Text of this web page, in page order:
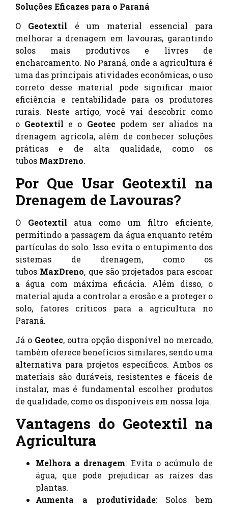
Soluções Eficazes para o Paraná
O Geotextil é um material essencial para
melhorar a drenagem em lavouras, garantindo
solos mais produtivos e livres de
encharcamento. No Paraná, onde a agricultura é
uma das principais atividades econômicas, o uso
correto desse material pode significar maior
eficiência e rentabilidade para os produtores
rurais. Neste artigo, você vai descobrir como
o Geotextil e o Geotec podem ser aliados na
drenagem agrícola, além de conhecer soluções
práticas e de alta qualidade, como os
tubos MaxDreno.
Por Que Usar Geotextil na
Drenagem de Lavouras?
O Geotextil atua como um filtro eficiente,
permitindo a passagem da água enquanto retém
partículas do solo. Isso evita o entupimento dos
sistemas de drenagem, como os
tubos MaxDreno, que são projetados para escoar
a água com máxima eficácia. Além disso, o
material ajuda a controlar a erosão e a proteger o
solo, fatores críticos para a agricultura no
Paraná.
Já o Geotec, outra opção disponível no mercado,
também oferece benefícios similares, sendo uma
alternativa para projetos específicos. Ambos os
materiais são duráveis, resistentes e fáceis de
instalar, mas é fundamental escolher produtos
de qualidade, como os disponíveis em nossa loja.
Vantagens do Geotextil na
Agricultura
Melhora a drenagem: Evita o acúmulo de
água, que pode prejudicar as raízes das
plantas.
Aumenta a produtividade: Solos bem